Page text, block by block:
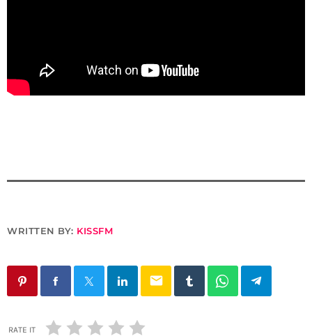
WRITTEN BY: KISSFM
email
RATE IT